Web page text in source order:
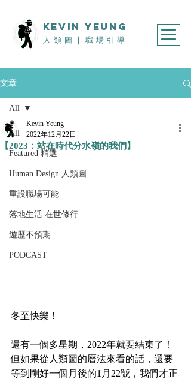
KEVIn YEUNG
人類圖 職場引導
文章
All
Featured 精選
Human Design 人類圖
重設職場可能
落地生活 在世修行
遊歷不預期
PODCAST
All
【2023：站在時代分水嶺的我們】
Kevin Yeung
2022年12月22日
冬至快樂！
還有一個多星期，2022年就要結束了！
但如果從人類圖的曆法來看的話，還要
等到剛好一個月後的1月22號，我們才正